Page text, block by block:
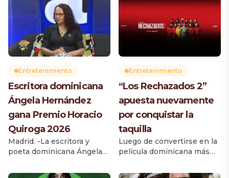
Entretenimiento
Escritora dominicana
Ángela Hernández
gana Premio Horacio
Quiroga 2026
Madrid. -La escritora y
poeta dominicana Ángela
por unanimidad el Premio
Entretenimiento
“Los Rechazados 2”
apuesta nuevamente
por conquistar la
taquilla
Luego de convertirse en la
película dominicana más
Observatorio Europeo del